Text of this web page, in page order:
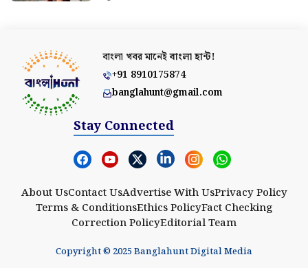
বাংলা খবর মানেইবাংলা হান্ট!
+91 8910175874
banglahunt@gmail.com
Stay Connected
About UsContact UsAdvertise With UsPrivacy Policy
Terms & ConditionsEthics PolicyFact Checking
Correction PolicyEditorial Team
Copyright © 2025 Banglahunt Digital Media